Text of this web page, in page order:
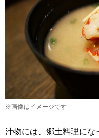
※画像はイメージです
汁物には、郷土料理にな